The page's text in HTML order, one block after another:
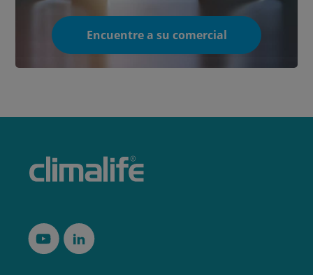
Encuentre a su comercial